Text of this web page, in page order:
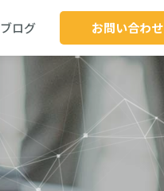
ブログ お問い合わせ